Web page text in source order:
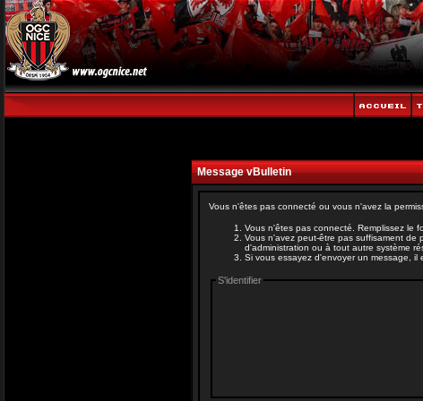
Message vBulletin
Vous n'êtes pas connecté ou vous n'avez la
Vous n'êtes pas connecté. Remplissez le
Vous n'avez peut-être pas suffisament de
d'administration ou à tout autre système
Si vous essayez d'envoyer un message,
S'identifier